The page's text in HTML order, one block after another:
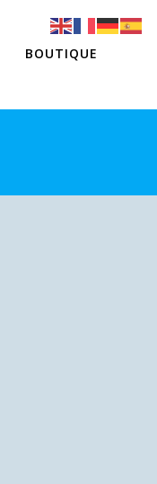
BOUTIQUE